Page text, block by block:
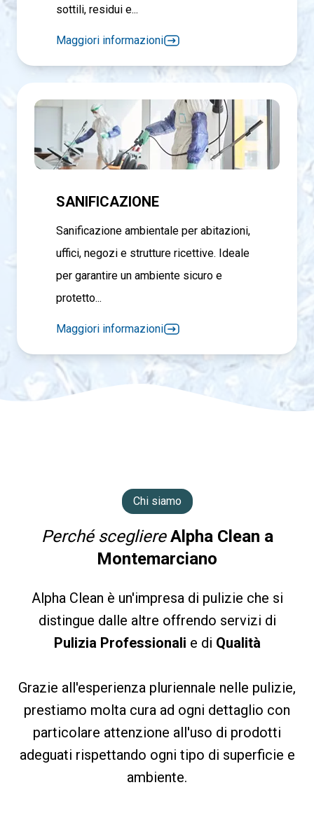
sottili, residui e...
Maggiori informazioni
SANIFICAZIONE
Sanificazione ambientale per abitazioni,
uffici, negozi e strutture ricettive. Ideale
per garantire un ambiente sicuro e
protetto...
Maggiori informazioni
Chi siamo
Perché scegliereAlpha Clean a
Montemarciano
Alpha Clean è un'impresa di pulizie che si
distingue dalle altre offrendo servizi di
Pulizia Professionali e di Qualità
Grazie all'esperienza pluriennale nelle pulizie,
prestiamo molta cura ad ogni dettaglio con
particolare attenzione all'uso di prodotti
adeguati rispettando ogni tipo di superficie e
ambiente.